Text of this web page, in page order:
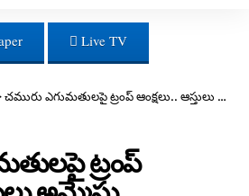
Live TV
చమురు ఎగుమతులపై ట్రంప్ ఆంక్షలు.. ఆస్తులు అమ్మేస్తు
ట్రంప్